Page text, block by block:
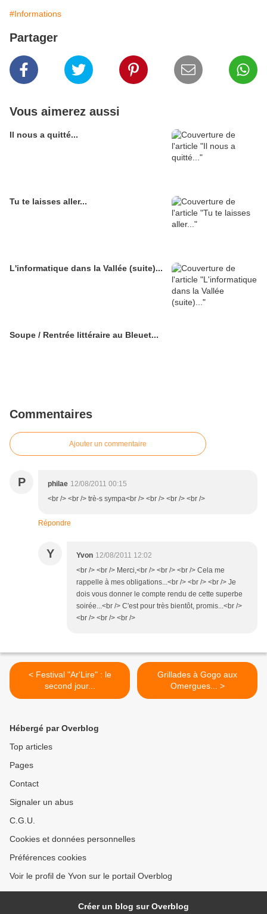
#Informations
Partager
Vous aimerez aussi
Il nous a quitté...
Tu te laisses aller...
L'informatique dans la Vallée (suite)...
Soupe / Rentrée littéraire au Bleuet...
Commentaires
Ajouter un commentaire
P philae 12/08/2011 00:15
<br /> <br /> trè-s sympa<br /> <br /> <br /> <br />
Répondre
Y Yvon 12/08/2011 12:02
<br /> <br /> Merci,<br /> <br /> <br /> Cela me
rappelle à mes obligations...<br /> <br /> <br /> Je
dois vous donner le compte rendu de cette superbe
soirée...<br /> C'est pour très bientôt, promis...<br />
<br /> <br /> <br />
< Festival "Ar'Lire" : le
second jour...
Grillades à Gogo aux
Omergues... >
Hébergé par Overblog
Top articles
Pages
Contact
Signaler un abus
C.G.U.
Cookies et données personnelles
Préférences cookies
Voir le profil de Yvon sur le portail Overblog
Créer un blog sur Overblog